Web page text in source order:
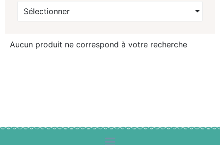
Sélectionner
Aucun produit ne correspond à votre recherche